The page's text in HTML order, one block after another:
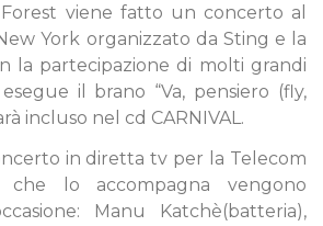
viene fatto un concerto al
York organizzato da Sting e la
la partecipazione di molti grandi
il brano “Va, pensiero (fly,
incluso nel cd CARNIVAL.
in diretta tv per la Telecom
che lo accompagna vengono
Manu Katchè(batteria),